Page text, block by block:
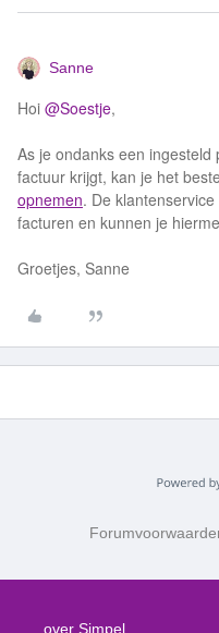
Sanne
Hoi @Soestje,
As je ondanks een
factuur krijgt, kan je het
opnemen. De
facturen en kunnen je
Groetjes, Sanne
over Simpel